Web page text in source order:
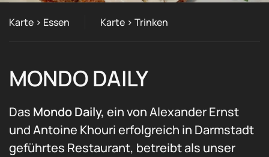
Karte > Essen Karte > Trinken
MONDO DAILY
Das Mondo Daily, ein von Alexander Ernst
und Antoine Khouri erfolgreich in Darmstadt
geführtes Restaurant, betreibt als unser